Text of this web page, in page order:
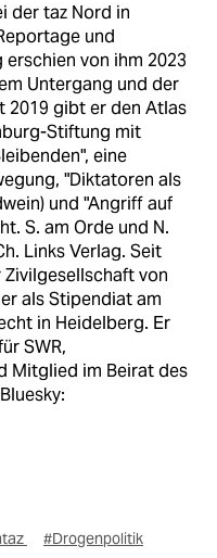
der taz Nord in
und
erschien von ihm 2023
Untergang und der
2019 gibt er den Atlas
Stiftung mit
eine
"Diktatoren als
und "Angriff auf
S. am Orde und N.
Links Verlag. Seit
von
als Stipendiat am
in Heidelberg. Er
SWR,
Mitglied im Beirat des
#Drogenpolitik